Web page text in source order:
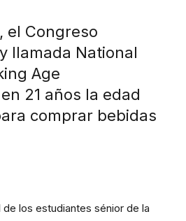
el Congreso
llamada National
Age
21 años la edad
comprar bebidas
los estudiantes sénior de la